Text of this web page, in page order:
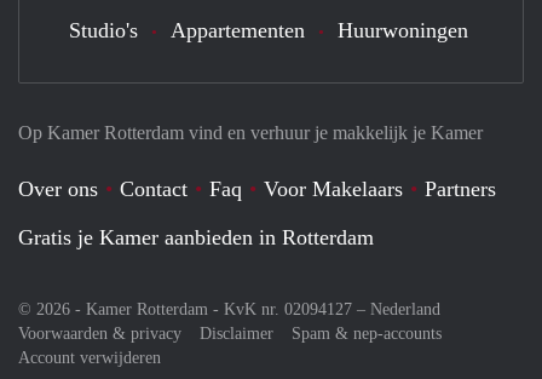
Op Kamer Rotterdam vind en verhuur je makkelijk je Kamer
Over ons Contact Faq Voor Makelaars
Partners
Gratis je Kamer aanbieden in Rotterdam
© 2026 - Kamer Rotterdam - KvK nr. 02094127 – Nederland
Voorwaarden & privacy
Disclaimer
Spam & nep-accounts
Account verwijderen
Studio's Appartementen Huurwoningen